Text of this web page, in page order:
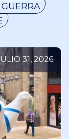
31, 2026